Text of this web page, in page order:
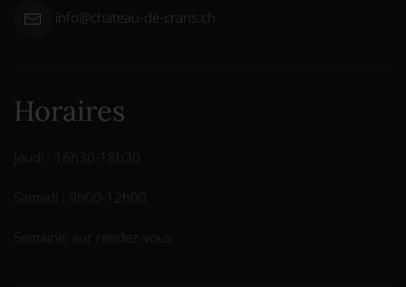
info@chateau-de-crans.ch
Horaires
Jeudi : 16h30-18h30
Samedi : 9h00-12h00
Semaine: sur rendez-vous